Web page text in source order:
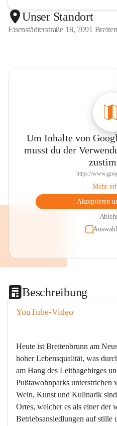
Unser Standort
Eisenstädterstraße 18, 7091
Um Inhalte von
musst du der
https://
Mehr
Akzeptieren
Beschreibung
YouTube-Video
Heute ist Breitenbrunn am
hoher Lebensqualität, was
am Hang des Leithagebirges
Pußtawohnparks unterstrichen
Wein, Kunst und Kulinarik
Ortes, welcher es als einer der
Betriebsansiedlungen auf stille